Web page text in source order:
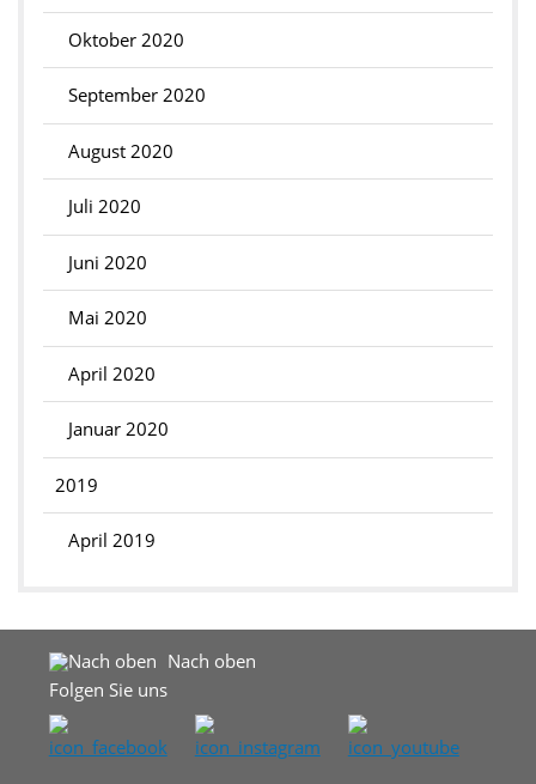
Oktober 2020
September 2020
August 2020
Juli 2020
Juni 2020
Mai 2020
April 2020
Januar 2020
2019
April 2019
Nach oben
Folgen Sie uns